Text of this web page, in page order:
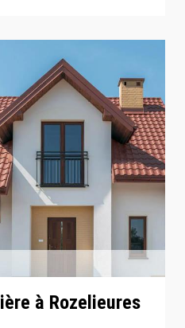
à Rozelieures